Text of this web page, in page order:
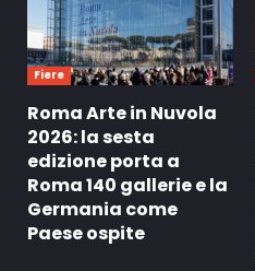
Fiere
Roma Arte in Nuvola
2026: la sesta
edizione porta a
Roma 140 gallerie e la
Germania come
Paese ospite